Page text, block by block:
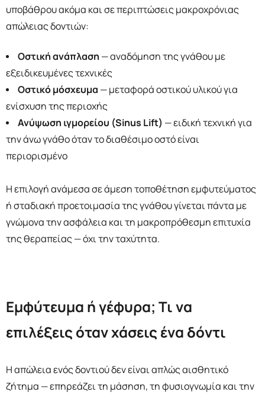
υποβάθρου ακόμα και σε περιπτώσεις μακροχρόνιας
απώλειας δοντιών:
Οστική ανάπλαση — αναδόμηση της γνάθου με
εξειδικευμένες τεχνικές
Οστικό μόσχευμα — μεταφορά οστικού υλικού για
ενίσχυση της περιοχής
Ανύψωση ιγμορείου (Sinus Lift) — ειδική τεχνική για
την άνω γνάθο όταν το διαθέσιμο οστό είναι
περιορισμένο
Η επιλογή ανάμεσα σε άμεση τοποθέτηση εμφυτεύματος
ή σταδιακή προετοιμασία της γνάθου γίνεται πάντα με
γνώμονα την ασφάλεια και τη μακροπρόθεσμη επιτυχία
της θεραπείας — όχι την ταχύτητα.
Εμφύτευμα ή γέφυρα; Τι να
επιλέξεις όταν χάσεις ένα δόντι
Η απώλεια ενός δοντιού δεν είναι απλώς αισθητικό
ζήτημα — επηρεάζει τη μάσηση, τη φυσιογνωμία και την